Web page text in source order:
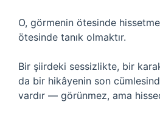
O, görmenin ötesinde
ötesinde tanık olmaktır.
Bir şiirdeki sessizlikte, bir
da bir hikâyenin son
vardır — görünmez, ama